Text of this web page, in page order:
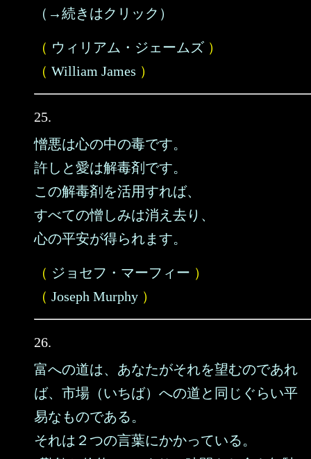
（→続きはクリック）
（ ウィリアム・ジェームズ ）
（ William James ）
25.
憎悪は心の中の毒です。
許しと愛は解毒剤です。
この解毒剤を活用すれば、
すべての憎しみは消え去り、
心の平安が得られます。
（ ジョセフ・マーフィー ）
（ Joseph Murphy ）
26.
富への道は、あなたがそれを望むのであれ
ば、市場（いちば）への道と同じぐらい平
易なものである。
それは２つの言葉にかかっている。